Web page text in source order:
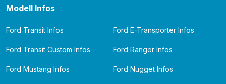
Modell Infos
Ford Transit Infos Ford E-Transporter Infos
Ford Transit Custom Infos Ford Ranger Infos
Ford Mustang Infos Ford Nugget Infos